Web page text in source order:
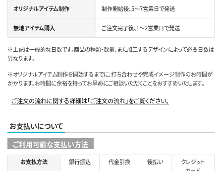
オリジナルアイテム制作 制作開始後、5～7営業日で発送
無地アイテム購入 ご注文完了後、1～2営業日で発送
※上記は一般的な日数です。商品の種類・数量、また加工するデザインによって必要日数は
異なります。
※オリジナルアイテム制作を開始するまでに、打ち合わせや完成イメージ制作のお時間が
かかります。お時間に余裕を持ってお早めにご相談いただくことをおすすめいたします。
ご注文の流れに関する詳細は「ご注文の流れ」をご覧ください。
お支払いについて
ご利用可能な支払い方法
お支払方法 銀行振込 代金引換 後払い
クレジット